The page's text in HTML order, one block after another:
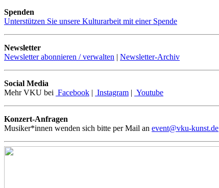
Spenden
Unterstützen Sie unsere Kulturarbeit mit einer Spende
Newsletter
Newsletter abonnieren / verwalten
Newsletter-Archiv
Social Media
Mehr VKU bei Facebook Instagram Youtube
Konzert-Anfragen
Musiker*innen wenden sich bitte per Mail an event@vku-kunst.de